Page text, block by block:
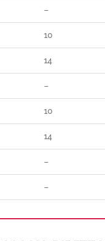
–
10
14
–
10
14
–
–